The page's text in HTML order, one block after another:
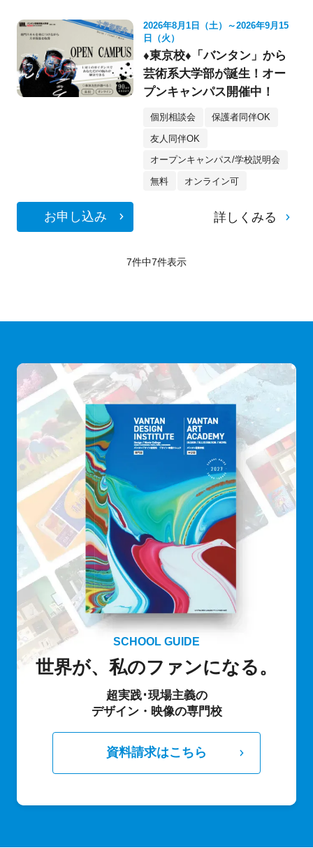
2026年8月1日（土）～2026年9月15
日（火）
♦東京校♦「バンタン」から
芸術系大学部が誕生！オー
プンキャンパス開催中！
個別相談会 保護者同伴OK
友人同伴OK
オープンキャンパス/学校説明会
無料 オンライン可
お申し込み 詳しくみる
7件中7件表示
SCHOOL GUIDE
世界が、私のファンになる。
超実践･現場主義の
デザイン・映像の専門校
資料請求はこちら